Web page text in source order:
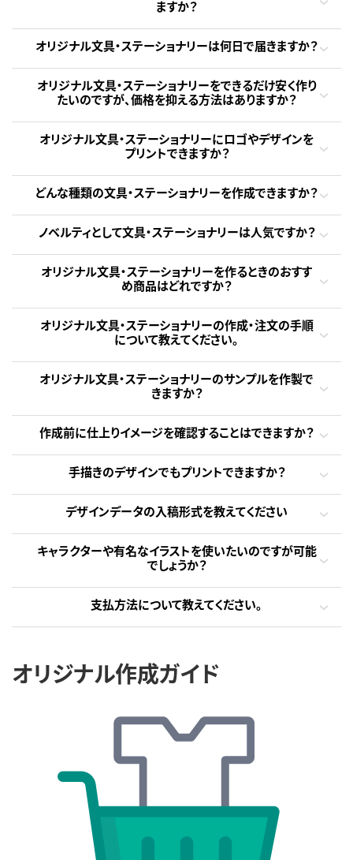
ますか？
オリジナル文具・ステーショナリーは何日で届きますか？
オリジナル文具・ステーショナリーをできるだけ安く作り
たいのですが、価格を抑える方法はありますか？
オリジナル文具・ステーショナリーにロゴやデザインを
プリントできますか？
どんな種類の文具・ステーショナリーを作成できますか？
ノベルティとして文具・ステーショナリーは人気ですか？
オリジナル文具・ステーショナリーを作るときのおすす
め商品はどれですか？
オリジナル文具・ステーショナリーの作成・注文の手順
について教えてください。
オリジナル文具・ステーショナリーのサンプルを作製で
きますか？
作成前に仕上りイメージを確認することはできますか？
手描きのデザインでもプリントできますか？
デザインデータの入稿形式を教えてください
キャラクターや有名なイラストを使いたいのですが可能
でしょうか？
支払方法について教えてください。
オリジナル作成ガイド